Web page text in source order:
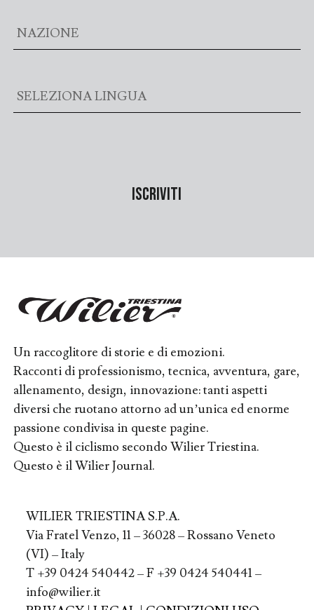
Un raccoglitore di storie e di emozioni.
Racconti di professionismo, tecnica, avventura, gare,
allenamento, design, innovazione: tanti aspetti
diversi che ruotano attorno ad un’unica ed enorme
passione condivisa in queste pagine.
Questo è il ciclismo secondo Wilier Triestina.
Questo è il Wilier Journal.
WILIER TRIESTINA S.P.A.
Via Fratel Venzo, 11 – 36028 – Rossano Veneto
(VI) – Italy
T +39 0424 540442 – F +39 0424 540441 –
info@wilier.it